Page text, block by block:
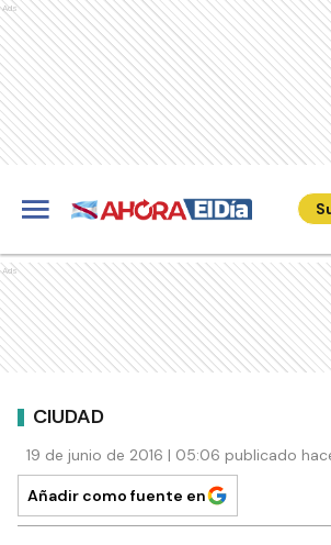
Ads
Ads
CIUDAD
19 de junio de 2016 | 05:06 publicado
Añadir como fuente en